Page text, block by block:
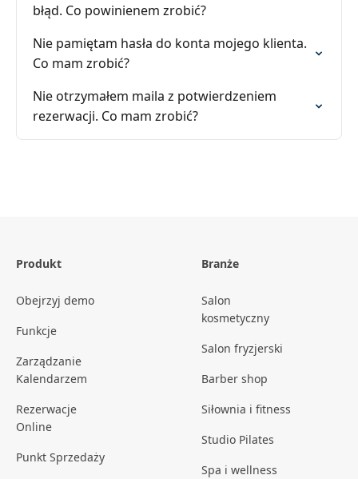
błąd. Co powinienem zrobić?
Nie pamiętam hasła do konta mojego klienta.
Co mam zrobić?
Nie otrzymałem maila z potwierdzeniem
rezerwacji. Co mam zrobić?
Produkt
Obejrzyj demo
Funkcje
Zarządzanie
Kalendarzem
Rezerwacje
Online
Punkt Sprzedaży
Branże
Salon
kosmetyczny
Salon fryzjerski
Barber shop
Siłownia i fitness
Studio Pilates
Spa i wellness